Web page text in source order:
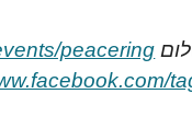
peacering